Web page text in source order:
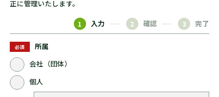
正に管理いたします。
1 入力 2 確認 3 完了
必須
所属
会社（団体）
個人